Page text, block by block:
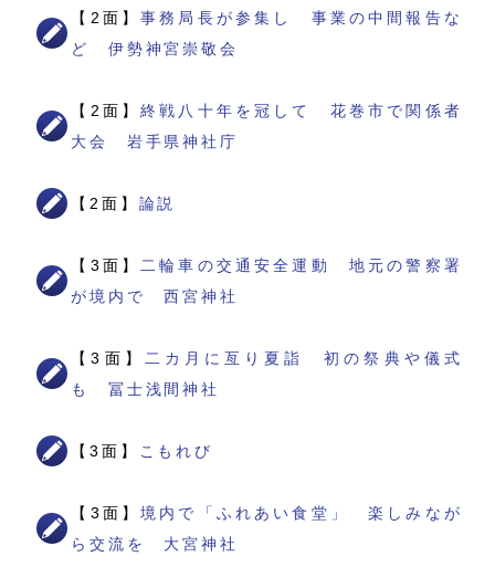
【2面】事務局長が参集し 事業の中間報告な
ど 伊勢神宮崇敬会
【2面】終戦八十年を冠して 花巻市で関係者
大会 岩手県神社庁
【2面】 論説
【3面】
二輪車の交通安全運動 地元の警察署
が境内で 西宮神社
【3面】
二カ月に亙り夏詣 初の祭典や儀式
も 冨士浅間神社
【3面】 こもれび
【3面】境内で「ふれあい食堂」 楽しみなが
ら交流を 大宮神社